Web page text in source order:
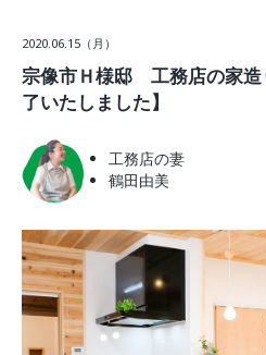
CONCEPT・BUILD
コンセプト
自然素材
ラインナップ
WORK
VISIT
モデルルーム
イベント
2020.06.15（月）
宗像市Ｈ様邸 工務店の家造
了いたしました】
工務店の妻
鶴田由美